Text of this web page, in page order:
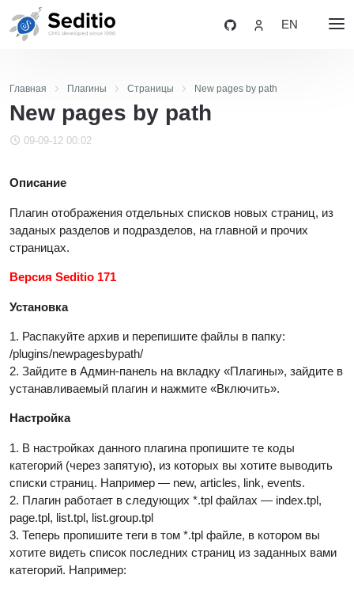
EN
Главная Плагины Страницы New pages by path
New pages by path
09-09-12 00:02
Описание
Плагин отображения отдельных списков новых страниц, из
заданых разделов и подразделов, на главной и прочих
страницах.
Версия Seditio 171
Установка
1. Распакуйте архив и перепишите файлы в папку:
/plugins/newpagesbypath/
2. Зайдите в Админ-панель на вкладку «Плагины», зайдите в
устанавливаемый плагин и нажмите «Включить».
Настройка
1. В настройках данного плагина пропишите те коды
категорий (через запятую), из которых вы хотите выводить
списки страниц. Например — new, articles, link, events.
2. Плагин работает в следующих *.tpl файлах — index.tpl,
page.tpl, list.tpl, list.group.tpl
3. Теперь пропишите теги в том *.tpl файле, в котором вы
хотите видеть список последних страниц из заданных вами
категорий. Например: